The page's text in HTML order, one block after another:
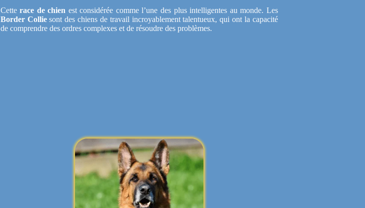
Cetterace de chien est considérée comme l’une des plus intelligentes au monde. Les
Border Colliesont des chiens de travail incroyablement talentueux, qui ont la capacité
de comprendre des ordres complexes et de résoudre des problèmes.